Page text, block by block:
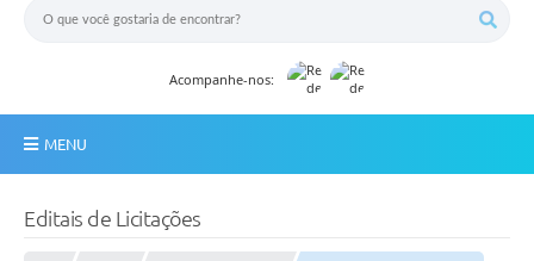
Acompanhe-nos:
MENU
Editais de Licitações